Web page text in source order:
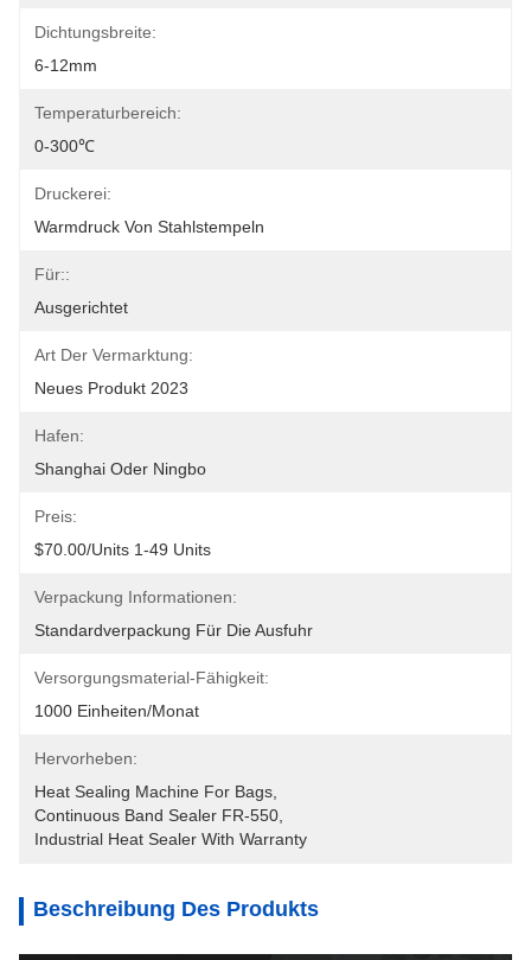
Dichtungsbreite:
6-12mm
Temperaturbereich:
0-300℃
Druckerei:
Warmdruck Von Stahlstempeln
Für::
Ausgerichtet
Art Der Vermarktung:
Neues Produkt 2023
Hafen:
Shanghai Oder Ningbo
Preis:
$70.00/units 1-49 Units
Verpackung Informationen:
Standardverpackung Für Die Ausfuhr
Versorgungsmaterial-Fähigkeit:
1000 Einheiten/Monat
Hervorheben:
Heat Sealing Machine For Bags
Continuous Band Sealer FR-550
Industrial Heat Sealer With Warranty
Beschreibung Des Produkts